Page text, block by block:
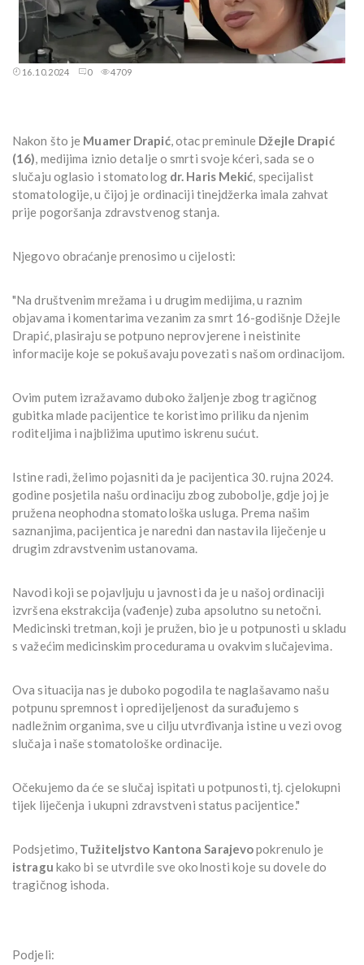
16.10.2024 0 4709
Nakon što je Muamer Drapić, otac preminule Džejle Drapić
(16), medijima iznio detalje o smrti svoje kćeri, sada se o
slučaju oglasio i stomatolog dr. Haris Mekić, specijalist
stomatologije, u čijoj je ordinaciji tinejdžerka imala zahvat
prije pogoršanja zdravstvenog stanja.
Njegovo obraćanje prenosimo u cijelosti:
"Na društvenim mrežama i u drugim medijima, u raznim
objavama i komentarima vezanim za smrt 16-godišnje Džejle
Drapić, plasiraju se potpuno neprovjerene i neistinite
informacije koje se pokušavaju povezati s našom ordinacijom.
Ovim putem izražavamo duboko žaljenje zbog tragičnog
gubitka mlade pacijentice te koristimo priliku da njenim
roditeljima i najbližima uputimo iskrenu sućut.
Istine radi, želimo pojasniti da je pacijentica 30. rujna 2024.
godine posjetila našu ordinaciju zbog zubobolje, gdje joj je
pružena neophodna stomatološka usluga. Prema našim
saznanjima, pacijentica je naredni dan nastavila liječenje u
drugim zdravstvenim ustanovama.
Navodi koji se pojavljuju u javnosti da je u našoj ordinaciji
izvršena ekstrakcija (vađenje) zuba apsolutno su netočni.
Medicinski tretman, koji je pružen, bio je u potpunosti u skladu
s važećim medicinskim procedurama u ovakvim slučajevima.
Ova situacija nas je duboko pogodila te naglašavamo našu
potpunu spremnost i opredijeljenost da surađujemo s
nadležnim organima, sve u cilju utvrđivanja istine u vezi ovog
slučaja i naše stomatološke ordinacije.
Očekujemo da će se slučaj ispitati u potpunosti, tj. cjelokupni
tijek liječenja i ukupni zdravstveni status pacijentice."
Podsjetimo, Tužiteljstvo Kantona Sarajevopokrenulo je
istragu kako bi se utvrdile sve okolnosti koje su dovele do
tragičnog ishoda.
Podjeli: